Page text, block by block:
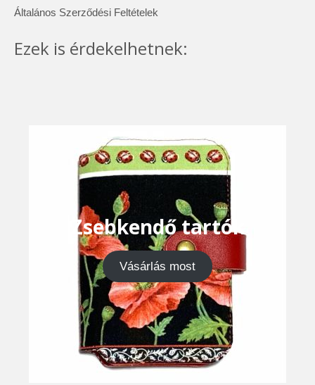
Általános Szerződési Feltételek
Ezek is érdekelhetnek:
Zsebkendő tartók
Vásárlás most